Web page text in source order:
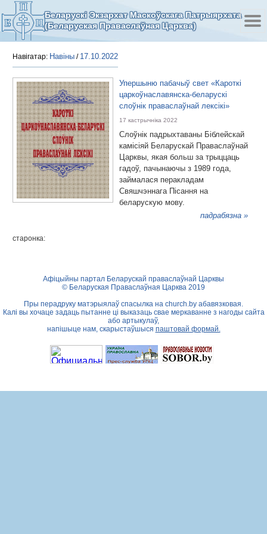
Беларускі Экзархат Маскоўскага Патрыярхата
(Беларуская Праваслаўная Царква)
Навігатар: Навіны / 17.10.2022
Упершыню пабачыў свет «Кароткі
царкоўнаславянска-беларускі
слоўнік праваслаўнай лексікі»
17 кастрычніка 2022
Слоўнік падрыхтаваны Біблейскай
камісіяй Беларускай Праваслаўнай
Царквы, якая больш за трыццаць
гадоў, пачынаючы з 1989 года,
займалася перакладам
Свяшчэннага Пісання на
беларускую мову.
падрабязна »
старонка:
Афіцыйны партал Беларускай праваслаўнай Царквы
© Беларуская Праваслаўная Царква 2019
Пры перадруку матэрыялаў спасылка на church.by абавязковая.
Калі вы хочаце задаць пытанне ці выказаць свае меркаванне з нагоды сайта
або артыкулаў,
напішыце нам, скарыстаўшыся паштовай формай.